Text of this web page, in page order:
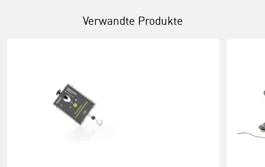
Verwandte Produkte